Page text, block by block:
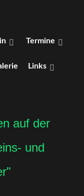
Termine
Links
auf der
und